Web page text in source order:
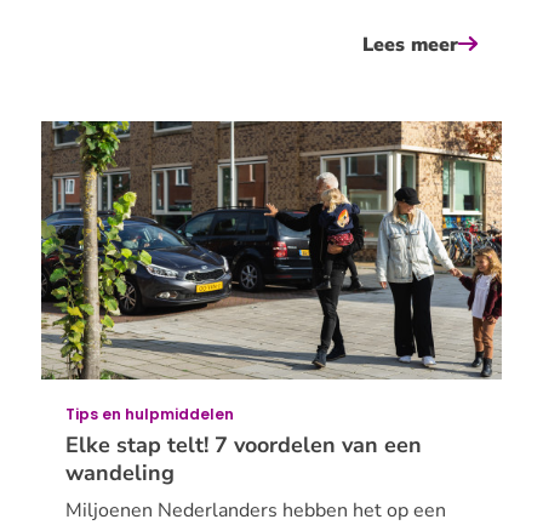
Lees meerover
vervoer
of
een
Elke stap telt! 7 voordelen van een
wandeling
Tips en hulpmiddelen
Miljoenen Nederlanders hebben het op een